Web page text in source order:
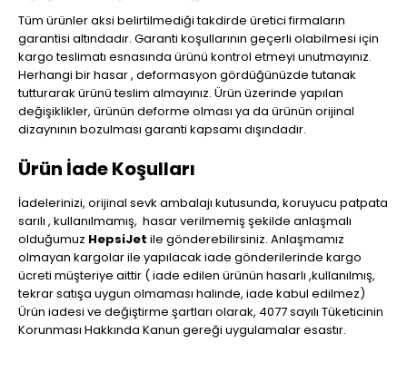
Tüm ürünler aksi belirtilmediği takdirde üretici firmaların
garantisi altındadır. Garanti koşullarının geçerli olabilmesi için
kargo teslimatı esnasında ürünü kontrol etmeyi unutmayınız.
Herhangi bir hasar , deformasyon gördüğünüzde tutanak
tutturarak ürünü teslim almayınız. Ürün üzerinde yapılan
değişiklikler, ürünün deforme olması ya da ürünün orijinal
dizaynının bozulması garanti kapsamı dışındadır.
Ürün İade Koşulları
İadelerinizi, orijinal sevk ambalajı kutusunda, koruyucu patpata
sarılı , kullanılmamış, hasar verilmemiş şekilde anlaşmalı
olduğumuz HepsiJet ile gönderebilirsiniz. Anlaşmamız
olmayan kargolar ile yapılacak iade gönderilerinde kargo
ücreti müşteriye aittir ( iade edilen ürünün hasarlı ,kullanılmış,
tekrar satışa uygun olmaması halinde, iade kabul edilmez)
Ürün iadesi ve değiştirme şartları olarak, 4077 sayılı Tüketicinin
Korunması Hakkında Kanun gereği uygulamalar esastır.